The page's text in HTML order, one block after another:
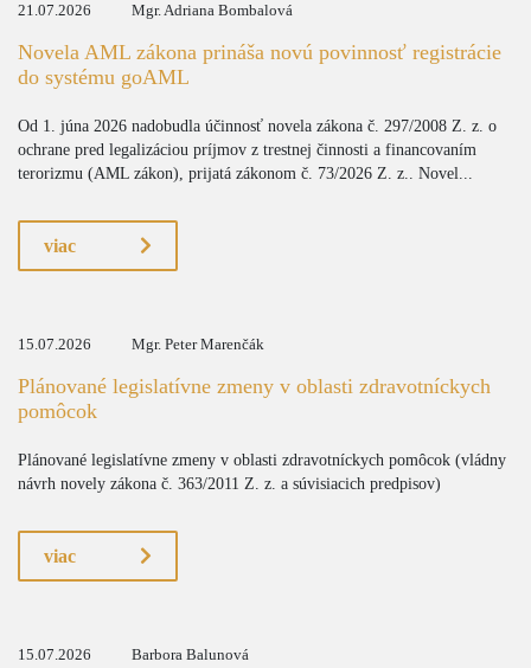
21.07.2026 Mgr. Adriana Bombalová
Novela AML zákona prináša novú povinnosť registrácie
do systému goAML
Od 1. júna 2026 nadobudla účinnosť novela zákona č. 297/2008 Z. z. o
ochrane pred legalizáciou príjmov z trestnej činnosti a financovaním
terorizmu (AML zákon), prijatá zákonom č. 73/2026 Z. z.. Novel...
viac
15.07.2026 Mgr. Peter Marenčák
Plánované legislatívne zmeny v oblasti zdravotníckych
pomôcok
Plánované legislatívne zmeny v oblasti zdravotníckych pomôcok (vládny
návrh novely zákona č. 363/2011 Z. z. a súvisiacich predpisov)
viac
15.07.2026 Barbora Balunová